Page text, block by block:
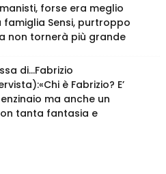
forse era meglio
famiglia Sensi, purtroppo
non tornerà più grande
di…Fabrizio
è Fabrizio? E’
ma anche un
tanta fantasia e